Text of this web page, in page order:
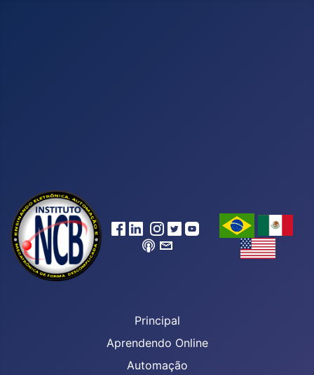
Principal
Aprendendo Online
Automação